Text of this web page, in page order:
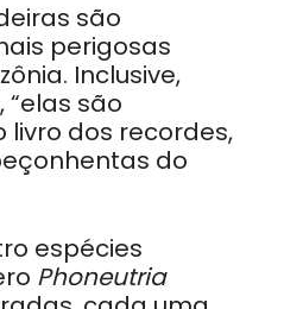
são
perigosas
Inclusive,
são
livro dos recordes,
do
espécies
Phoneutria